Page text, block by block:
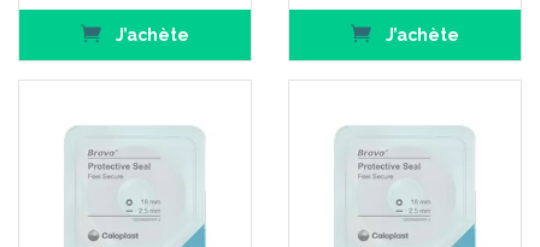
J’achète J’achète